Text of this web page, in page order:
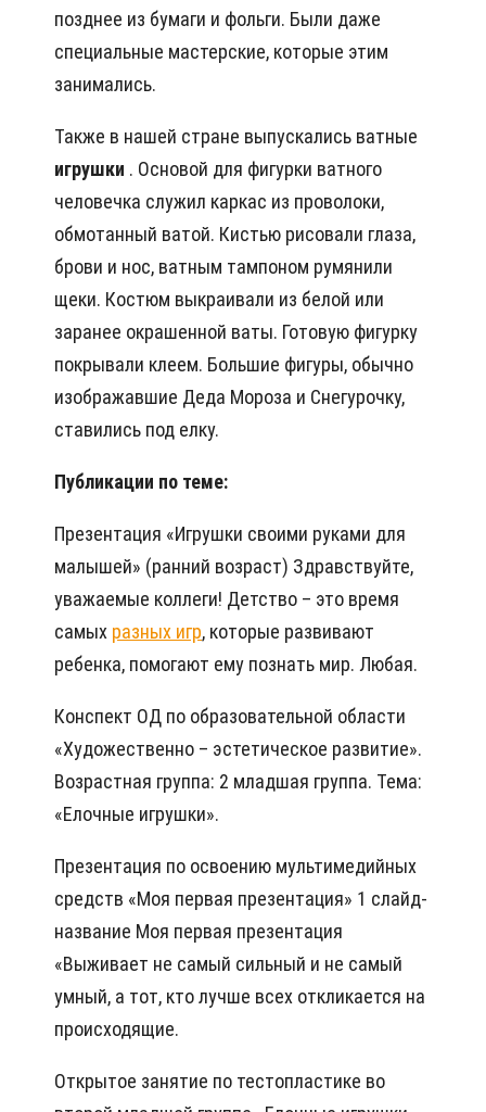
позднее из бумаги и фольги. Были даже
специальные мастерские, которые этим
занимались.
Также в нашей стране выпускались ватные
игрушки . Основой для фигурки ватного
человечка служил каркас из проволоки,
обмотанный ватой. Кистью рисовали глаза,
брови и нос, ватным тампоном румянили
щеки. Костюм выкраивали из белой или
заранее окрашенной ваты. Готовую фигурку
покрывали клеем. Большие фигуры, обычно
изображавшие Деда Мороза и Снегурочку,
ставились под елку.
Публикации по теме:
Презентация «Игрушки своими руками для
малышей» (ранний возраст) Здравствуйте,
уважаемые коллеги! Детство – это время
самых разных игр, которые развивают
ребенка, помогают ему познать мир. Любая.
Конспект ОД по образовательной области
«Художественно – эстетическое развитие».
Возрастная группа: 2 младшая группа. Тема:
«Елочные игрушки».
Презентация по освоению мультимедийных
средств «Моя первая презентация» 1 слайд-
название Моя первая презентация
«Выживает не самый сильный и не самый
умный, а тот, кто лучше всех откликается на
происходящие.
Открытое занятие по тестопластике во